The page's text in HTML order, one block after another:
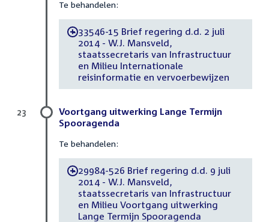
Te behandelen:
-33546-15 Brief regering d.d. 2 juli
2014 - W.J. Mansveld,
staatssecretaris van Infrastructuur
en Milieu Internationale
reisinformatie en vervoerbewijzen
Voortgang uitwerking Lange Termijn
Spooragenda
Te behandelen:
-29984-526 Brief regering d.d. 9 juli
2014 - W.J. Mansveld,
staatssecretaris van Infrastructuur
en Milieu Voortgang uitwerking
Lange Termijn Spooragenda
23